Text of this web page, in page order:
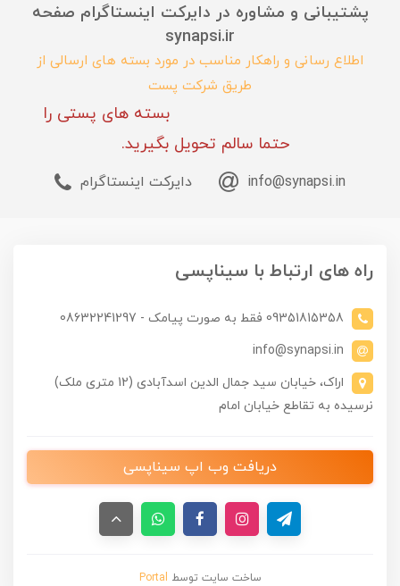
پشتیبانی و مشاوره در دایرکت اینستاگرام صفحه
synapsi.ir
اطلاع رسانی و راهکار مناسب در مورد بسته های ارسالی از
طریق شرکت پست
بسته های پستی را
حتما سالم تحویل بگیرید.
info@synapsi.in دایرکت اینستاگرام
راه های ارتباط با سیناپسی
09351815358 فقط به صورت پیامک - 08632241297
info@synapsi.in
اراک، خیابان سید جمال الدین اسدآبادی (12 متری ملک)
نرسیده به تقاطع خیابان امام
دریافت وب اپ سیناپسی
ساخت سایت توسط Portal